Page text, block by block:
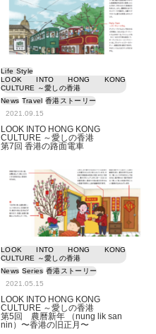
Life Style
LOOK INTO HONG KONG
CULTURE ～愛しの香港
News Travel 香港ストーリー
2021.09.15
LOOK INTO HONG KONG
CULTURE ～愛しの香港
第7回 香港の路面電車
LOOK INTO HONG KONG
CULTURE ～愛しの香港
News Series 香港ストーリー
2021.05.15
LOOK INTO HONG KONG
CULTURE ～愛しの香港
第5回 農曆新年 （nung lik san
nin）〜香港の旧正月〜